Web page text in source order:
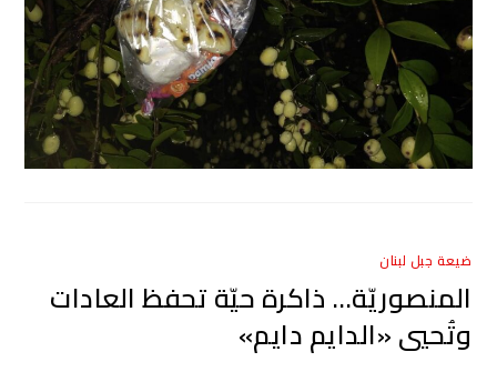
ضيعة جبل لبنان
المنصوريّة… ذاكرة حيّة تحفظ العادات
وتُحيي «الدايم دايم»